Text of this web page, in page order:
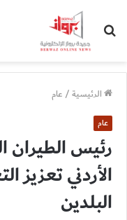
الرئيسية/عام
عام
رئيس الطيران
الأردني تعزيز
البلدين